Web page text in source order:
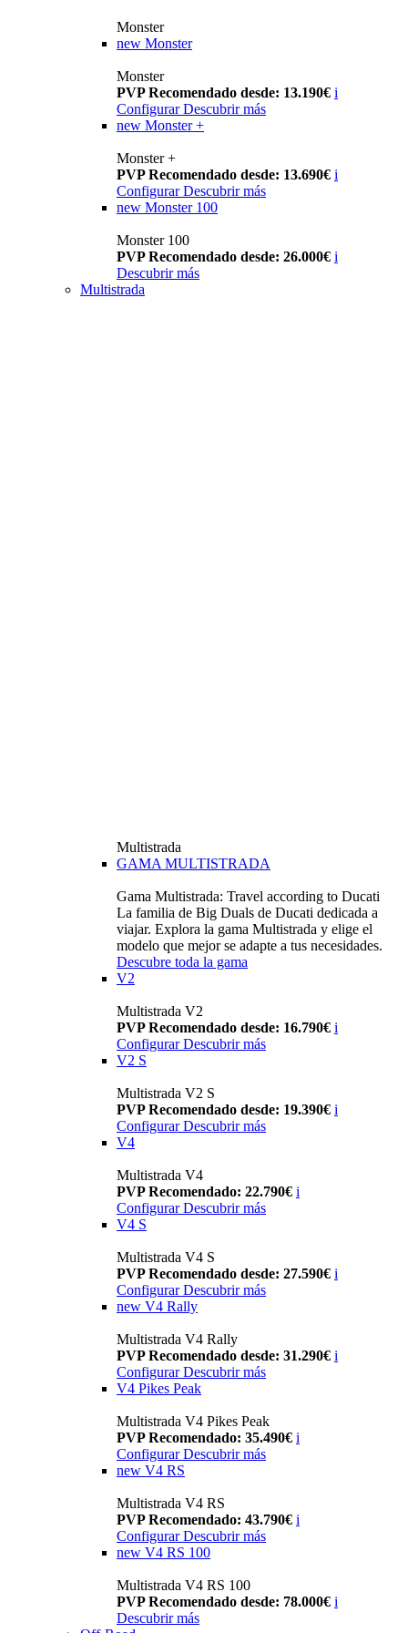
Monster
new Monster
Monster
PVP Recomendado desde: 13.190€ i
Configurar Descubrir más
new Monster +
Monster +
PVP Recomendado desde: 13.690€ i
Configurar Descubrir más
new Monster 100
Monster 100
PVP Recomendado desde: 26.000€ i
Descubrir más
Multistrada
Multistrada
GAMA MULTISTRADA
Gama Multistrada: Travel according to Ducati
La familia de Big Duals de Ducati dedicada a
viajar. Explora la gama Multistrada y elige el
modelo que mejor se adapte a tus necesidades.
Descubre toda la gama
V2
Multistrada V2
PVP Recomendado desde: 16.790€ i
Configurar Descubrir más
V2 S
Multistrada V2 S
PVP Recomendado desde: 19.390€ i
Configurar Descubrir más
V4
Multistrada V4
PVP Recomendado: 22.790€ i
Configurar Descubrir más
V4 S
Multistrada V4 S
PVP Recomendado desde: 27.590€ i
Configurar Descubrir más
new V4 Rally
Multistrada V4 Rally
PVP Recomendado desde: 31.290€ i
Configurar Descubrir más
V4 Pikes Peak
Multistrada V4 Pikes Peak
PVP Recomendado: 35.490€ i
Configurar Descubrir más
new V4 RS
Multistrada V4 RS
PVP Recomendado: 43.790€ i
ConfigurarDescubrir más
new V4 RS 100
Multistrada V4 RS 100
PVP Recomendado desde: 78.000€ i
Descubrir más